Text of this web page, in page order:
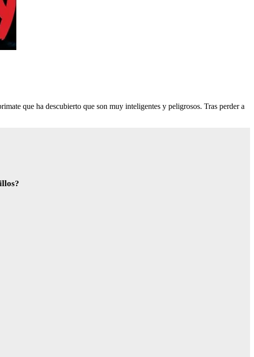
que ha descubierto que son muy inteligentes y peligrosos. Tras perder a